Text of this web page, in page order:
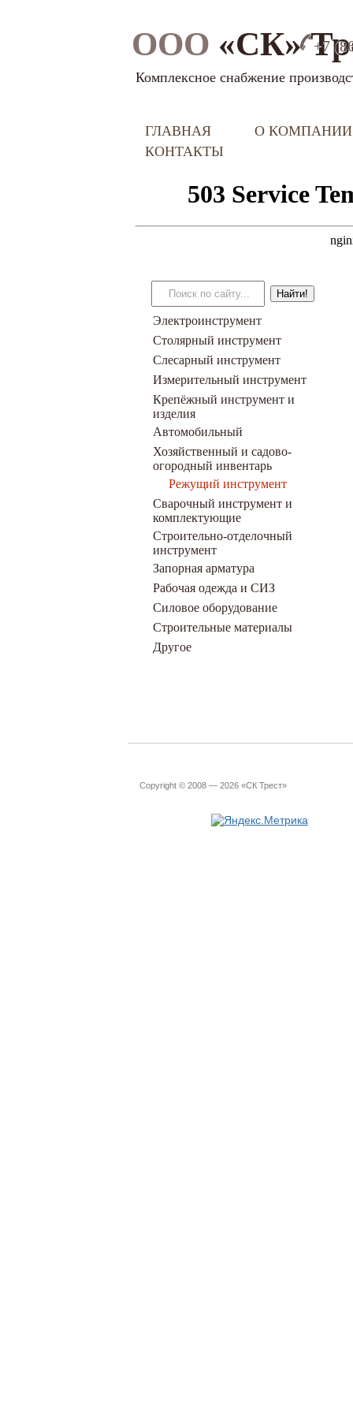
ООО «СК»
Комплексное снабжение
+7
ГЛАВНАЯ
О КОМПАНИИ
КОНТАКТЫ
Электроинструмент
Столярный инструмент
Слесарный инструмент
Измерительный инструмент
Крепёжный инструмент и
изделия
Автомобильный
Хозяйственный и садово-
огородный инвентарь
Режущий инструмент
Сварочный инструмент и
комплектующие
Строительно-отделочный
инструмент
Запорная арматура
Рабочая одежда и СИЗ
Силовое оборудование
Строительные материалы
Другое
Copyright © 2008 — 2026 «СК Трест»